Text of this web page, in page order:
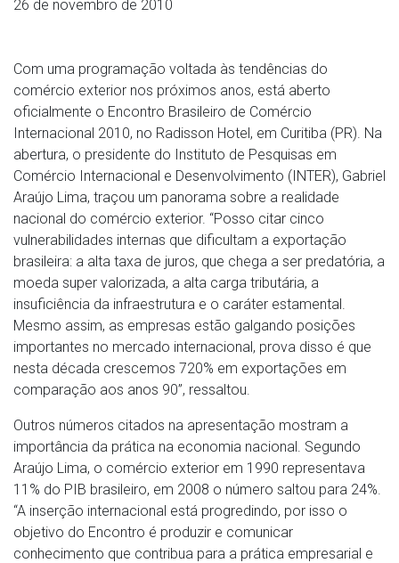
26 de novembro de 2010
Com uma programação voltada às tendências do
comércio exterior nos próximos anos, está aberto
oficialmente o Encontro Brasileiro de Comércio
Internacional 2010, no Radisson Hotel, em Curitiba (PR). Na
abertura, o presidente do Instituto de Pesquisas em
Comércio Internacional e Desenvolvimento (INTER), Gabriel
Araújo Lima, traçou um panorama sobre a realidade
nacional do comércio exterior. “Posso citar cinco
vulnerabilidades internas que dificultam a exportação
brasileira: a alta taxa de juros, que chega a ser predatória, a
moeda super valorizada, a alta carga tributária, a
insuficiência da infraestrutura e o caráter estamental.
Mesmo assim, as empresas estão galgando posições
importantes no mercado internacional, prova disso é que
nesta década crescemos 720% em exportações em
comparação aos anos 90”, ressaltou.
Outros números citados na apresentação mostram a
importância da prática na economia nacional. Segundo
Araújo Lima, o comércio exterior em 1990 representava
11% do PIB brasileiro, em 2008 o número saltou para 24%.
“A inserção internacional está progredindo, por isso o
objetivo do Encontro é produzir e comunicar
conhecimento que contribua para a prática empresarial e